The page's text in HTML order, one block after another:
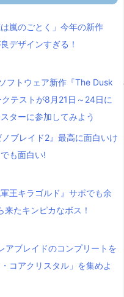
嵐のごとく」今年の新作
デザインすぎる！
フトウェア新作『The Dusk
テストが8月21日～24日に
ターに参加してみよう
ノブレイド2』最高に面白いけ
も面白い!
王キラゴルド』サポでも余
来たキンピカなボス！
アブレイドのコンプリートを
コアクリスタル」を集めよ